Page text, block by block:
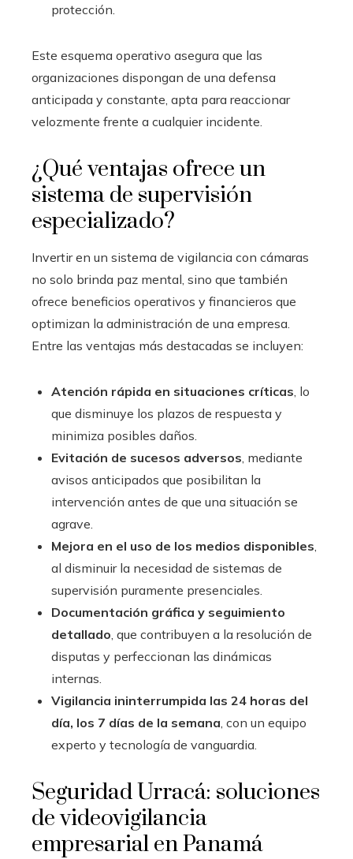
protección.
Este esquema operativo asegura que las
organizaciones dispongan de una defensa
anticipada y constante, apta para reaccionar
velozmente frente a cualquier incidente.
¿Qué ventajas ofrece un
sistema de supervisión
especializado?
Invertir en un sistema de vigilancia con cámaras
no solo brinda paz mental, sino que también
ofrece beneficios operativos y financieros que
optimizan la administración de una empresa.
Entre las ventajas más destacadas se incluyen:
Atención rápida en situaciones críticas , lo
que disminuye los plazos de respuesta y
minimiza posibles daños.
Evitación de sucesos adversos , mediante
avisos anticipados que posibilitan la
intervención antes de que una situación se
agrave.
Mejora en el uso de los medios disponibles
al disminuir la necesidad de sistemas de
supervisión puramente presenciales.
Documentación gráfica y seguimiento
detallado , que contribuyen a la resolución de
disputas y perfeccionan las dinámicas
internas.
Vigilancia ininterrumpida las 24 horas del
día, los 7 días de la semana , con un equipo
experto y tecnología de vanguardia.
Seguridad Urracá: soluciones
de videovigilancia
empresarial en Panamá